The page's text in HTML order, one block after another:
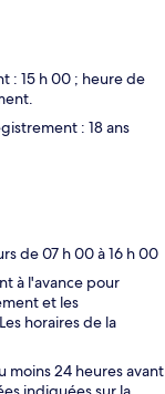
: 15 h 00 ; heure de
: 18 ans
de 07 h 00 à 16 h 00
à l'avance pour
et les
horaires de la
moins 24 heures avant